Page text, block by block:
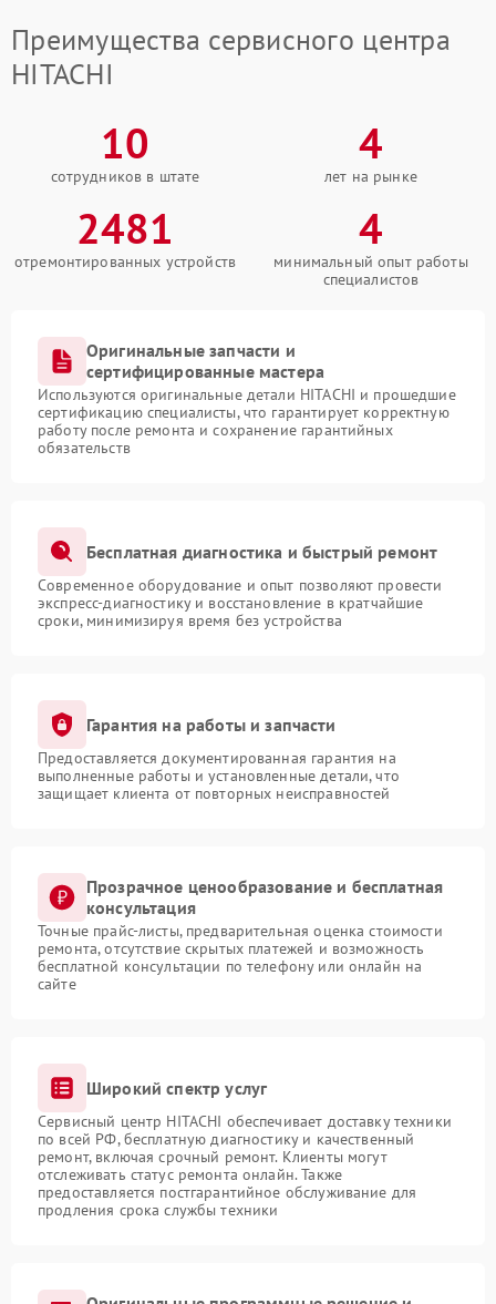
Преимущества сервисного центра
HITACHI
10
сотрудников в штате
4
лет на рынке
2481
отремонтированных устройств
4
минимальный опыт работы
специалистов
Оригинальные запчасти и
сертифицированные мастера
Используются оригинальные детали HITACHI и прошедшие
сертификацию специалисты, что гарантирует корректную
работу после ремонта и сохранение гарантийных
обязательств
Бесплатная диагностика и быстрый ремонт
Современное оборудование и опыт позволяют провести
экспресс-диагностику и восстановление в кратчайшие
сроки, минимизируя время без устройства
Гарантия на работы и запчасти
Предоставляется документированная гарантия на
выполненные работы и установленные детали, что
защищает клиента от повторных неисправностей
Прозрачное ценообразование и бесплатная
консультация
Точные прайс-листы, предварительная оценка стоимости
ремонта, отсутствие скрытых платежей и возможность
бесплатной консультации по телефону или онлайн на
сайте
Широкий спектр услуг
Сервисный центр HITACHI обеспечивает доставку техники
по всей РФ, бесплатную диагностику и качественный
ремонт, включая срочный ремонт. Клиенты могут
отслеживать статус ремонта онлайн. Также
предоставляется постгарантийное обслуживание для
продления срока службы техники